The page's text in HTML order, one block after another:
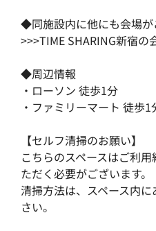
◆同施設内に他にも会場が
>>>TIME SHARING新宿の
◆周辺情報
・ローソン 徒歩1分
・ファミリーマート 徒歩1
【セルフ清掃のお願い】
こちらのスペースはご利
ただく必要がございます。
清掃方法は、スペース内
さい。